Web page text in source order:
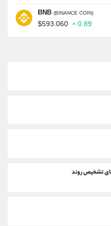
BNB (BINANCE COIN)
$593.060 0.89